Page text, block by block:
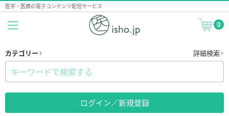
医学・医療の電子コンテンツ配信サービス
0
カテゴリー 詳細検索
ログイン／新規登録